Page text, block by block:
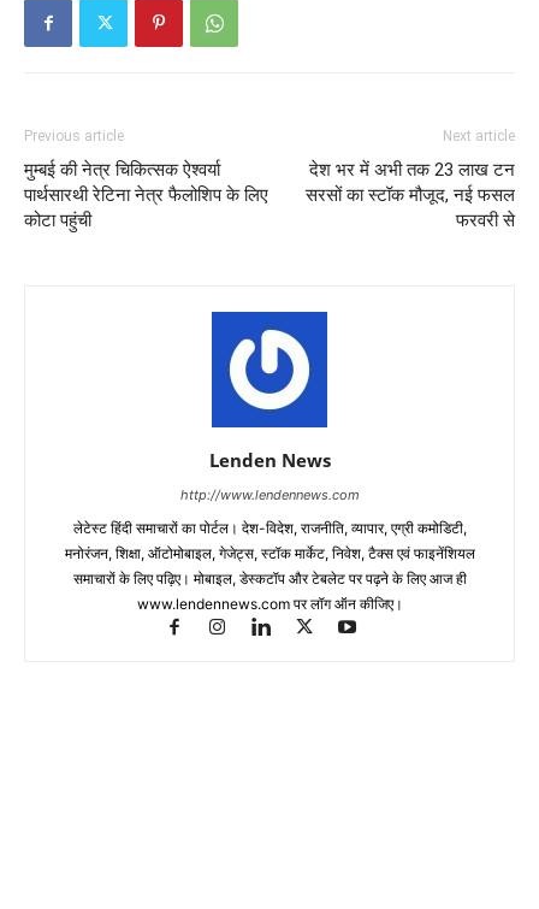
Previous article
मुम्बई की नेत्र चिकित्सक ऐश्वर्या
पार्थसारथी रेटिना नेत्र फैलोशिप के लिए
कोटा पहुंची
Next article
देश भर में अभी तक 23 लाख टन
सरसों का स्टॉक मौजूद, नई फसल
फरवरी से
Lenden News
http://www.lendennews.com
लेटेस्ट हिंदी समाचारों का पोर्टल। देश-विदेश, राजनीति, व्यापार, एग्री कमोडिटी,
मनोरंजन, शिक्षा, ऑटोमोबाइल, गेजेट्स, स्टॉक मार्केट, निवेश, टैक्स एवं फाइनेंशियल
समाचारों के लिए पढ़िए। मोबाइल, डेस्कटॉप और टेबलेट पर पढ़ने के लिए आज ही
www.lendennews.com पर लॉग ऑन कीजिए।